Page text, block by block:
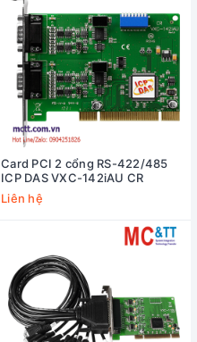
Card PCI 2 cổng RS-422/485
ICP DAS VXC-142iAU CR
Liên hệ